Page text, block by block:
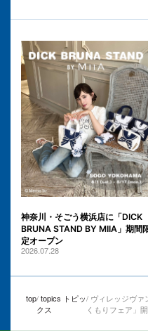
神奈川・そごう横浜店に「DICK
BRUNA STAND BY MIIA」期間
定オープン
2026.07.28
top topics トピッ
クス
ヴィレッジヴァ
くもりフェア」